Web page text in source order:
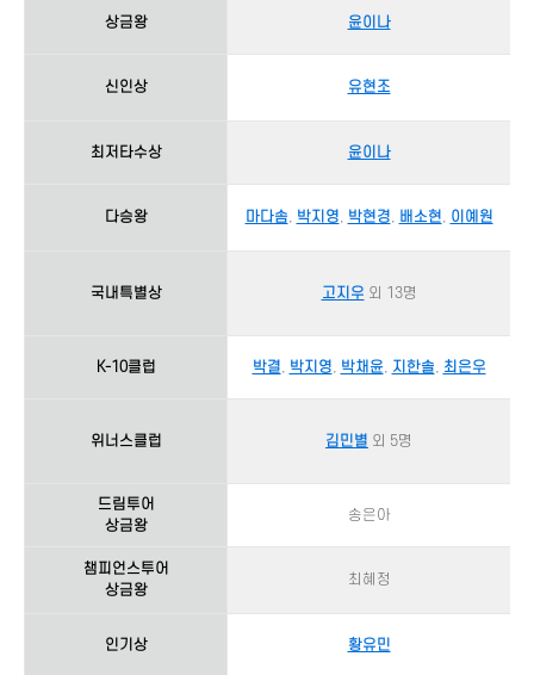
상금왕 윤이나
신인상 유현조
최저타수상 윤이나
다승왕 마다솜, 박지영, 박현경, 배소현, 이예원
국내특별상 고지우 외 13명
K-10클럽 박결, 박지영, 박채윤, 지한솔, 최은우
위너스클럽 김민별 외 5명
드림투어
상금왕
송은아
챔피언스투어
상금왕
최혜정
인기상 황유민